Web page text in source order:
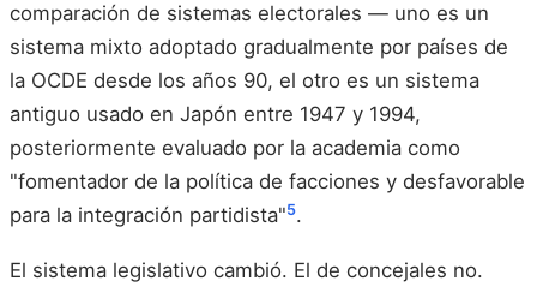
comparación de sistemas electorales — uno es un
sistema mixto adoptado gradualmente por países de
la OCDE desde los años 90, el otro es un sistema
antiguo usado en Japón entre 1947 y 1994,
posteriormente evaluado por la academia como
"fomentador de la política de facciones y desfavorable
para la integración partidista"5.
El sistema legislativo cambió. El de concejales no.